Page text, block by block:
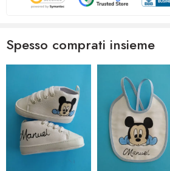
Spesso comprati insieme